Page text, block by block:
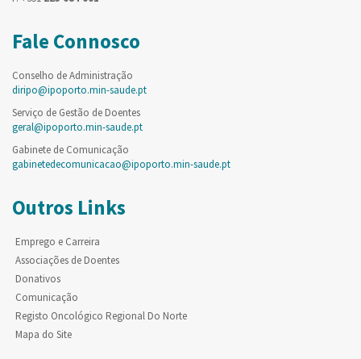
Fale Connosco
Conselho de Administração
diripo@ipoporto.min-saude.pt
Serviço de Gestão de Doentes
geral@ipoporto.min-saude.pt
Gabinete de Comunicação
gabinetedecomunicacao@ipoporto.min-saude.pt
Outros Links
Emprego e Carreira
Associações de Doentes
Donativos
Comunicação
Registo Oncológico Regional Do Norte
Mapa do Site